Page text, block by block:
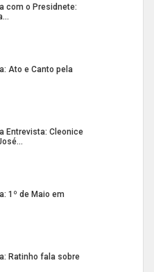
com o Presidnete:
Ato e Canto pela
Entrevista: Cleonice
1º de Maio em
Ratinho fala sobre